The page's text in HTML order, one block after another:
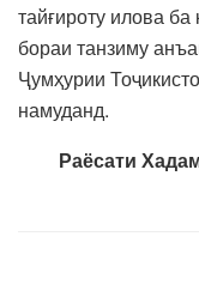
тайғироту илова
бораи танзиму
Ҷумҳурии
намуданд.
Раёсати